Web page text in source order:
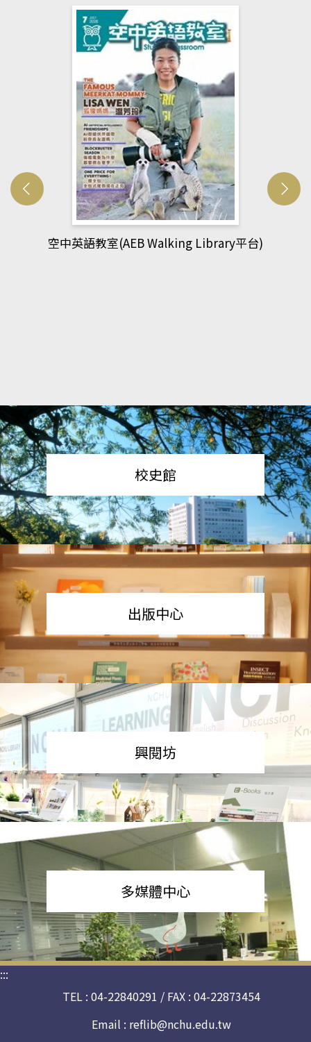
網管人(kono平台)
校史館
出版中心
興閱坊
多媒體中心
:::
TEL : 04-22840291 / FAX : 04-22873454
Email : reflib@nchu.edu.tw